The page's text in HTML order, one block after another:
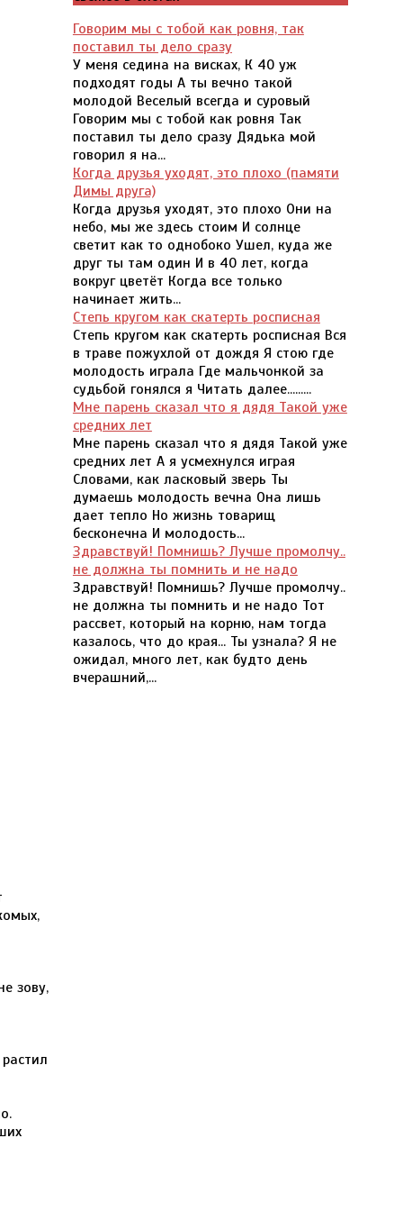
зову,
Говорим мы с тобой как ровня, так
поставил ты дело сразу
У меня седина на висках, К 40 уж
подходят годы А ты вечно такой
молодой Веселый всегда и суровый
Говорим мы с тобой как ровня Так
поставил ты дело сразу Дядька мой
говорил я на...
Когда друзья уходят, это плохо (памяти
Димы друга)
Когда друзья уходят, это плохо Они на
небо, мы же здесь стоим И солнце
светит как то однобоко Ушел, куда же
друг ты там один И в 40 лет, когда
вокруг цветёт Когда все только
начинает жить...
Степь кругом как скатерть росписная
Степь кругом как скатерть росписная Вся
в траве пожухлой от дождя Я стою где
молодость играла Где мальчонкой за
судьбой гонялся я Читать далее.........
Мне парень сказал что я дядя Такой уже
средних лет
Мне парень сказал что я дядя Такой уже
средних лет А я усмехнулся играя
Словами, как ласковый зверь Ты
думаешь молодость вечна Она лишь
дает тепло Но жизнь товарищ
бесконечна И молодость...
Здравствуй! Помнишь? Лучше промолчу..
не должна ты помнить и не надо
Здравствуй! Помнишь? Лучше промолчу..
не должна ты помнить и не надо Тот
рассвет, который на корню, нам тогда
казалось, что до края... Ты узнала? Я не
ожидал, много лет, как будто день
вчерашний,...